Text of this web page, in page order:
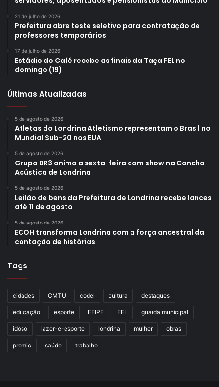
21 de julho de 2026
Prefeitura abre teste seletivo para contratação de
professores temporários
17 de julho de 2026
Estádio do Café recebe as finais da Taça FEL no
domingo (19)
Últimas Atualizadas
5 de agosto de 2026
Atletas do Londrina Atletismo representam o Brasil no
Mundial Sub-20 nos EUA
5 de agosto de 2026
Grupo BR3 anima a sexta-feira com show na Concha
Acústica de Londrina
5 de agosto de 2026
Leilão de bens da Prefeitura de Londrina recebe lances
até 11 de agosto
5 de agosto de 2026
ECOH transforma Londrina com a força ancestral da
contação de histórias
Tags
cidades CMTU codel cultura destaques
educação esporte FEIPE FEL guarda municipal
idoso lazer-e-esporte londrina mulher obras
promic saúde trabalho